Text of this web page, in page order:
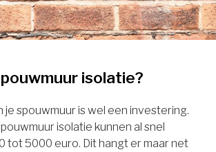
isolatie?
je spouwmuur is wel een investering.
isolatie kunnen al snel
tot 5000 euro. Dit hangt er maar net